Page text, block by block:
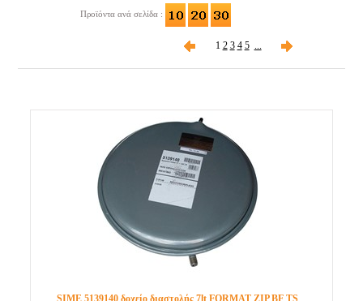
Προϊόντα ανά σελίδα :
1 2 3 4 5
SIME 5139140 δοχείο διαστολής 7lt FORMAT ZIP BF TS